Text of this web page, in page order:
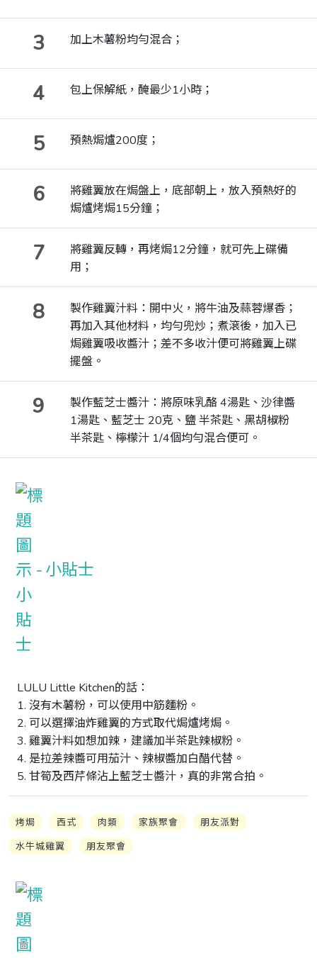
3
加上木薯粉均勻混合；
4 包上保解紙，醃最少1小時；
5 預熱焗爐200度；
6
將雞翼放在焗盤上，底部朝上，放入預熱好的
焗爐烤焗15分鐘；
7
將雞翼反轉，再烤焗12分鐘，就可先上碟備
用；
8
製作雞翼汁料：開中火，將牛油及蒜蓉爆香；
再加入其他材料，均勻兜炒；煮滾後，加入已
焗雞翼吸收醬汁；差不多收汁便可將雞翼上碟
擺盤。
9
製作藍芝士醬汁：將原味乳酪 4湯匙、沙律醬
1湯匙、藍芝士 20克、鹽 半茶匙、黑胡椒粉
半茶匙、檸檬汁 1/4個均勻混合便可。
小貼士
LULU Little Kitchen的話：
1. 沒有木薯粉，可以使用中筋麵粉。
2. 可以選擇油炸雞翼的方式取代焗爐烤焗。
3. 雞翼汁料如想加辣，建議加半茶匙辣椒粉。
4. 是拉差辣醬可用茄汁、辣椒醬加白醋代替。
5. 甘筍及西芹條沾上藍芝士醬汁，真的非常合拍。
烤焗 西式 肉類 家族聚會
朋友派對
水牛城雞翼
朋友聚會